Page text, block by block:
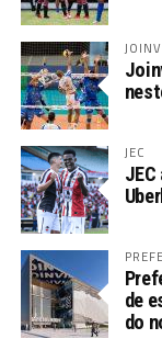
JEC
de
do